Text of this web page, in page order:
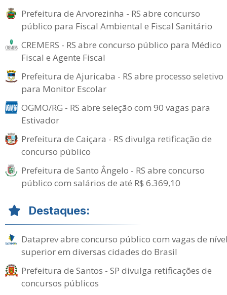
Prefeitura de Arvorezinha - RS abre concurso
público para Fiscal Ambiental e Fiscal Sanitário
CREMERS - RS abre concurso público para Médico
Fiscal e Agente Fiscal
Prefeitura de Ajuricaba - RS abre processo seletivo
para Monitor Escolar
OGMO/RG - RS abre seleção com 90 vagas para
Estivador
Prefeitura de Caiçara - RS divulga retificação de
concurso público
Prefeitura de Santo Ângelo - RS abre concurso
público com salários de até R$ 6.369,10
Destaques:
Dataprev abre concurso público com vagas de
superior em diversas cidades do Brasil
Prefeitura de Santos - SP divulga retificações de
concursos públicos